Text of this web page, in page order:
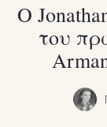
Ο
του